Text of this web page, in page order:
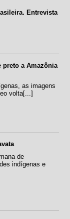
Entrevista
preto a Amazônia
as imagens
volta[...]
de
indígenas e